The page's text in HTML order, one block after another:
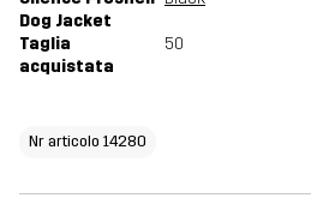
Dog Jacket
Taglia
acquistata
50
Nr articolo 14280